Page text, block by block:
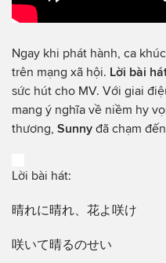
Ngay khi phát hành, ca
trên mạng xã hội. Lời bài
sức hút cho MV. Với giai
mang ý nghĩa về niềm hy
thương, Sunny đã chạm
Lời bài hát:
晴れに晴れ、花よ咲け
咲いて晴るのせい